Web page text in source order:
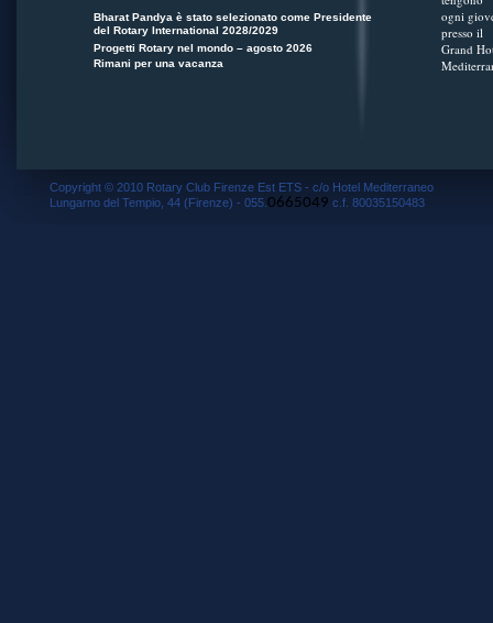
Bharat Pandya è stato selezionato come Presidente
del Rotary International 2028/2029
Progetti Rotary nel mondo – agosto 2026
Rimani per una vacanza
ogni
presso il
Grand
Copyright © 2010 Rotary Club Firenze Est ETS - c/o Hotel Mediterraneo
Lungarno del Tempio, 44 (Firenze) - 055. 0665049 c.f. 80035150483